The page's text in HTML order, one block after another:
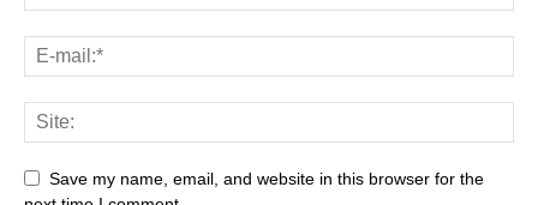
Save my name, email, and website in this browser for the